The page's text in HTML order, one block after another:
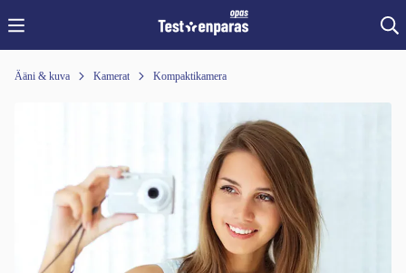
Ääni & kuva Kamerat Kompaktikamera